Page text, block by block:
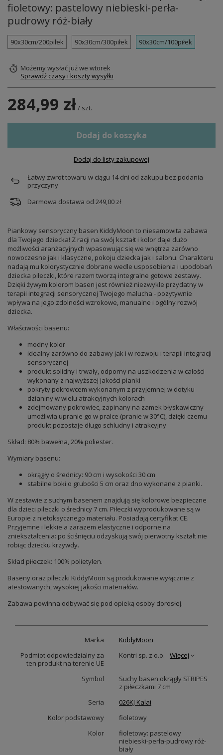
fioletowy: pastelowy niebieski-perła-
pudrowy róż-biały
90x30cm/200piłek 90x30cm/300piłek 90x30cm/100piłek
Możemy wysłać jużwe wtorek
Sprawdź czasy i koszty wysyłki
284,99 zł/ szt.
Dodaj do koszyka
Dodaj do listy zakupowej
Łatwy zwrot towaru w ciągu 14dni od zakupu bez podania
przyczyny
Darmowa dostawa od 249,00 zł
Piankowy sensoryczny basen KiddyMoon to niesamowita zabawa
dla Twojego dziecka! Z racji na swój kształt i kolor daje dużo
możliwości aranżacyjnych wpasowując się we wnętrza zarówno
nowoczesne jak i klasyczne, pokoju dziecka jak i salonu. Charakteru
nadają mu kolorystycznie dobrane wedle usposobienia i upodobań
dziecka piłeczki, które razem tworzą integralne gotowe zestawy.
Dzięki żywym kolorom basen jest również niezwykle przydatny w
terapii integracji sensorycznej Twojego malucha - pozytywnie
wpływa na jego zdolności wzrokowe, manualne i ogólny rozwój
dziecka.
Właściwości basenu:
modny kolor
idealny zarówno do zabawy jak i w rozwoju i terapii integracji
sensorycznej
produkt solidny i trwały, odporny na uszkodzenia w całości
wykonany z najwyższej jakości pianki
pokryty pokrowcem wykonanym z przyjemnej w dotyku
dzianiny w wielu atrakcyjnych kolorach
zdejmowany pokrowiec, zapinany na zamek błyskawiczny
umożliwia upranie go w pralce (pranie w 30°C), dzięki czemu
produkt pozostaje długo schludny i atrakcyjny
Skład: 80% bawełna, 20% poliester.
Wymiary basenu:
okrągły o średnicy: 90 cm i wysokości 30 cm
stabilne boki o grubości 5 cm oraz dno wykonane z pianki.
W zestawie z suchym basenem znajdują się kolorowe bezpieczne
dla dzieci piłeczki o średnicy 7 cm. Piłeczki wyprodukowane są w
Europie z nietoksycznego materiału. Posiadają certyfikat CE.
Przyjemne i lekkie a zarazem elastyczne i odporne na
zniekształcenia: po ściśnięciu odzyskują swój pierwotny kształt nie
robiąc dziecku krzywdy.
Skład piłeczek: 100% polietylen.
Baseny oraz piłeczki KiddyMoon są produkowane wyłącznie z
atestowanych, wysokiej jakości materiałów.
Zabawa powinna odbywać się pod opieką osoby dorosłej.
Marka
KiddyMoon
Podmiot odpowiedzialny za
ten produkt na terenie UE
Kontri sp. z o.o. Więcej
Symbol
Suchy basen okrągły STRIPES
z piłeczkami 7 cm
Seria
026KJ Kalai
Kolor podstawowy
fioletowy
Kolor
fioletowy: pastelowy
niebieski-perła-pudrowy róż-
biały